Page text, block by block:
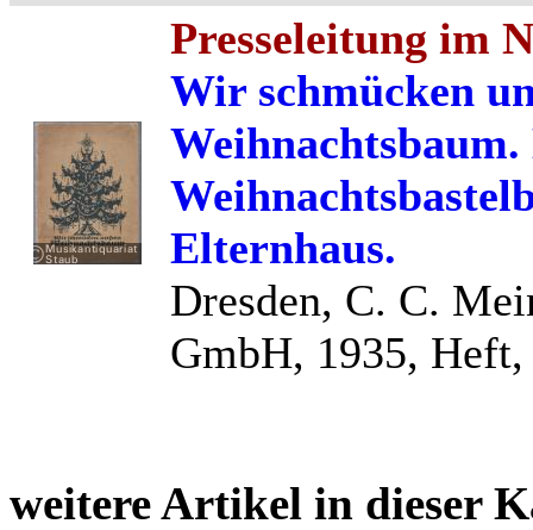
Presseleitung im
Wir schmücken
Elternhaus.
Dresden, C. C.
GmbH, 1935, Heft,
weitere Artikel in dieser